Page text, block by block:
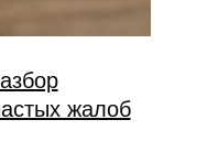
жалоб